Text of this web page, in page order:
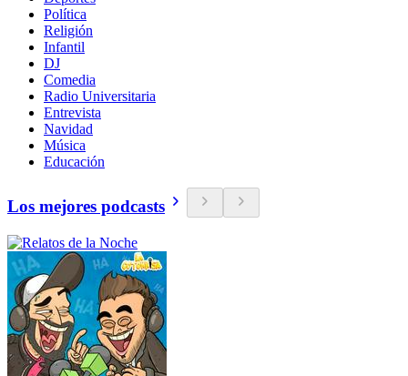
Política
Religión
Infantil
DJ
Comedia
Radio Universitaria
Entrevista
Navidad
Música
Educación
Los mejores podcasts